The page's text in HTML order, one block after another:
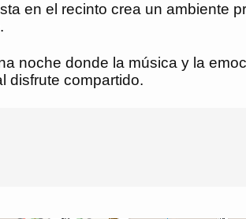
en el recinto crea un ambiente
noche donde la música y la
disfrute compartido.